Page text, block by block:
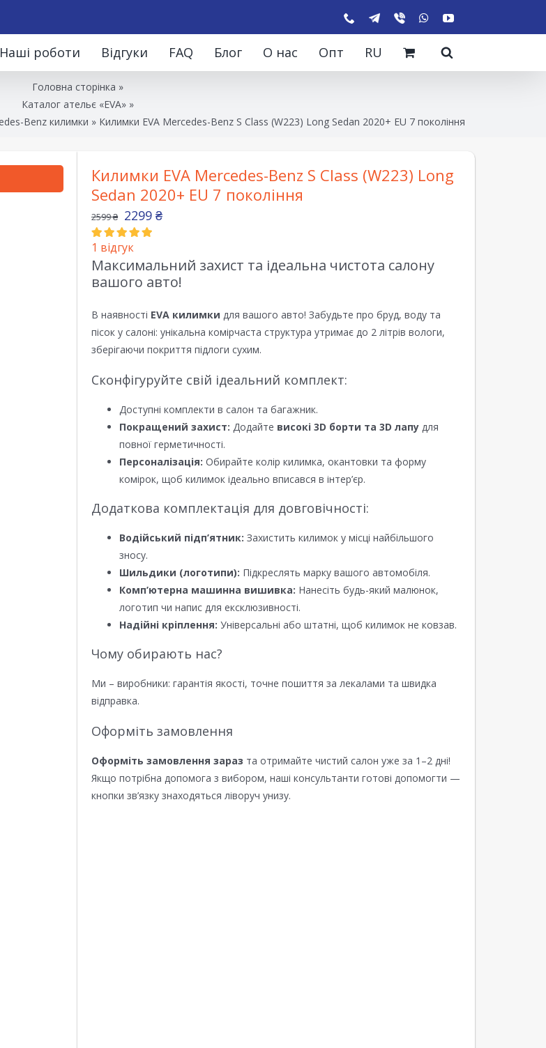
Наші роботи Відгуки FAQ Блог О нас Опт RU
Головна сторінка »
Каталог ательє «EVA»»
Benz килимки » Килимки EVA Mercedes-Benz S Class (W223) Long Sedan 2020+ EU 7 покоління
Килимки EVA Mercedes-Benz S Class (W223) Long
Sedan 2020+ EU 7 покоління
2599₴ 2299 ₴
1 відгук
Максимальний захист та ідеальна чистота салону
вашого авто!
В наявності EVA килимки для вашого авто! Забудьте про бруд, воду та
пісок у салоні: унікальна комірчаста структура утримає до 2 літрів вологи,
зберігаючи покриття підлоги сухим.
Сконфігуруйте свій ідеальний комплект:
Доступні комплекти в салон та багажник.
Покращений захист: Додайте високі 3D борти та 3D лапу для
повної герметичності.
Персоналізація: Обирайте колір килимка, окантовки та форму
комірок, щоб килимок ідеально вписався в інтер’єр.
Додаткова комплектація для довговічності:
Водійський підп’ятник: Захистить килимок у місці найбільшого
зносу.
Шильдики (логотипи): Підкреслять марку вашого автомобіля.
Комп’ютерна машинна вишивка: Нанесіть будь-який малюнок,
логотип чи напис для ексклюзивності.
Надійні кріплення: Універсальні або штатні, щоб килимок не ковзав.
Чому обирають нас?
Ми – виробники: гарантія якості, точне пошиття за лекалами та швидка
відправка.
Оформіть замовлення
Оформіть замовлення зараз та отримайте чистий салон уже за 1–2 дні!
Якщо потрібна допомога з вибором, наші консультанти готові допомогти —
кнопки зв’язку знаходяться ліворуч унизу.